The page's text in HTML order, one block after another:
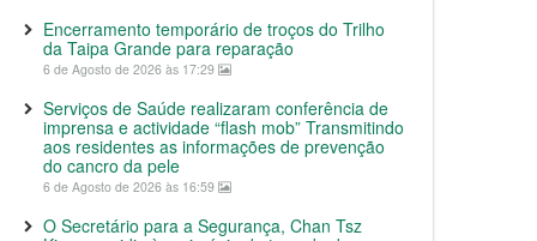
Encerramento temporário de troços do Trilho
da Taipa Grande para reparação
6 de Agosto de 2026 às 17:29
Serviços de Saúde realizaram conferência de
imprensa e actividade “flash mob” Transmitindo
aos residentes as informações de prevenção
do cancro da pele
6 de Agosto de 2026 às 16:59
O Secretário para a Segurança, Chan Tsz